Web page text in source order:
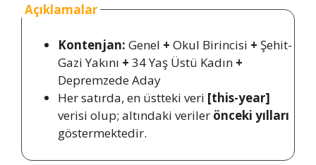
Açıklamalar
Kontenjan: Genel + Okul Birincisi + Şehit-
Gazi Yakını + 34 Yaş Üstü Kadın +
Depremzede Aday
Her satırda, en üstteki veri [this-year]
verisi olup; altındaki veriler önceki yılları
göstermektedir.